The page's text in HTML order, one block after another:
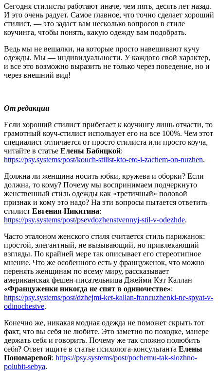
Сегодня стилисты работают иначе, чем пять, десять лет назад.
И это очень радует. Самое главное, что точно сделает хороший
стилист, — это задаст вам несколько вопросов в стиле
коучинга, чтобы понять, какую одежду вам подобрать.
Ведь мы не вешалки, на которые просто навешивают кучу
одежды. Мы — индивидуальности. У каждого свой характер,
и все это возможно выразить не только через поведение, но и
через внешний вид!
От редакции
Если хороший стилист прибегает к коучингу лишь отчасти, то
грамотный коуч-стилист использует его на все 100%. Чем этот
специалист отличается от просто стилиста или просто коуча,
читайте в статье Елены Бабицкой:
https://psy.systems/post/kouch-stilist-kto-eto-i-zachem-on-nuzhen.
Должна ли женщина носить юбки, кружева и оборки? Если
должна, то кому? Почему мы воспринимаем подчеркнуто
женственный стиль одежды как «третичный» половой
признак и кому это надо? На эти вопросы пытается ответить
стилист Евгения Никитина:
https://psy.systems/post/psevdozhenstvennyj-stil-v-odezhde.
Часто эталоном женского стиля считается стиль парижанок:
простой, элегантный, не вызывающий, но привлекающий
взгляды. По крайней мере так описывает его стереотипное
мнение. Что же особенного есть у француженок, что можно
перенять женщинам по всему миру, рассказывает
американская фешен-писательница Джейми Кэт Каллан
«Француженки никогда не спят в одиночестве»:
https://psy.systems/post/dzhejmi-ket-kallan-francuzhenki-ne-spyat-v-
odinochestve.
Конечно же, никакая модная одежда не поможет скрыть тот
факт, что вы себя не любите. Это заметно по походке, манере
держать себя и говорить. Почему же так сложно полюбить
себя? Ответ ищите в статье психолога-консультанта Елены
Пономаревой: https://psy.systems/post/pochemu-tak-slozhno-
polubit-sebya.